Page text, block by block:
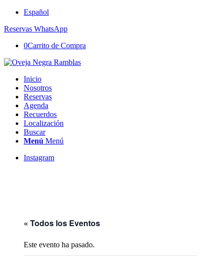
Español
Reservas WhatsApp
0Carrito de Compra
Inicio
Nosotros
Reservas
Agenda
Recuerdos
Localización
Buscar
Menú Menú
Instagram
« Todos los Eventos
Este evento ha pasado.